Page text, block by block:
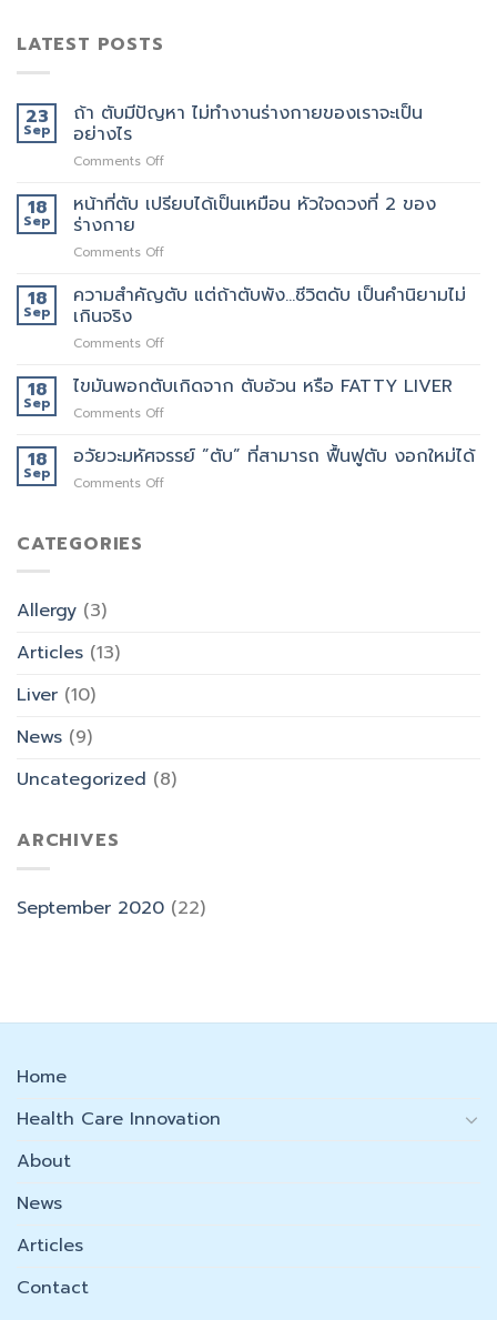
LATEST POSTS
23
Sep
ถ้า ตับมีปัญหา ไม่ทำงานร่างกายของเราจะเป็น
อย่างไร
Comments Offon
ตับ
ไม่
ร่างกาย
อย่างไร
18
Sep
หน้าที่ตับ เปรียบได้เป็นเหมือน หัวใจดวงที่ 2 ของ
ร่างกาย
Comments Offon
ตับ
เป็น
หัวใจ
ของ
ร่างกาย
18
Sep
ความสำคัญตับ แต่ถ้าตับพัง…ชีวิตดับ เป็นคำนิยามไม่
เกินจริง
Comments Offon
สำคัญ
แต่
ตับ
พัง…
18
Sep
ไขมันพอกตับเกิดจาก ตับอ้วน หรือ FATTY LIVER
Comments Offon
มัน
ตับ
18
Sep
อวัยวะมหัศจรรย์ ”ตับ” ที่สามารถ ฟื้นฟูตับ งอกใหม่ได้
Comments Offon
CATEGORIES
Allergy (3)
Articles (13)
Liver (10)
News (9)
Uncategorized (8)
ARCHIVES
September 2020 (22)
Home
Health Care Innovation
About
News
Articles
Contact